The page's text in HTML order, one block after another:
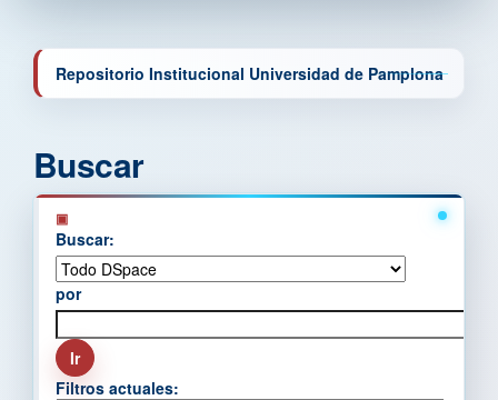
Repositorio Institucional Universidad de Pamplona
Buscar
Buscar:
por
Filtros actuales: